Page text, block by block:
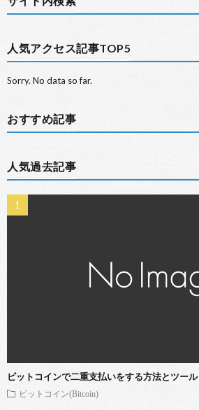
人気アクセス記事TOP5
Sorry. No data so far.
おすすめ記事
人気過去記事
ビットコインで二重支払いをする方法とツール
ビットコイン(Bitcoin)